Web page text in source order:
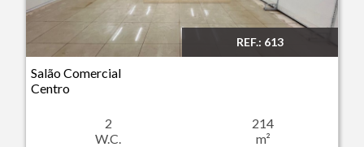
Imóvel: Salão Comercial - Centro - Ribeirão Preto REF.: 613
Salão Comercial
Centro
2
W.C.
214
m²